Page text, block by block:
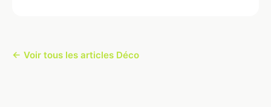
← Voir tous les articles Déco